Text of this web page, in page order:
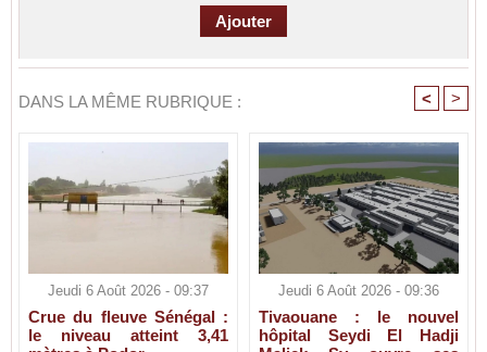
DANS LA MÊME RUBRIQUE : < >
Jeudi 6 Août 2026 - 09:37
Crue du fleuve Sénégal :
le niveau atteint 3,41
Jeudi 6 Août 2026 - 09:36
Tivaouane : le nouvel
hôpital Seydi El Hadji